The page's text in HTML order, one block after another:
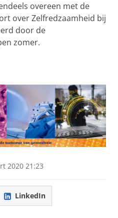
overeen met de
over Zelfredzaamheid bij
door de
zomer.
2020 21:23
LinkedIn